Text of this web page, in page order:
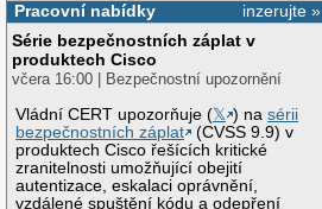
inzerujte »
Pracovní nabídky
Série bezpečnostních záplat v
produktech Cisco
včera 16:00 | Bezpečnostní upozornění
Vládní CERT upozorňuje (𝕏 ) nasérii
bezpečnostních záplat
(CVSS 9.9) v
produktech Cisco řešících kritické
zranitelnosti umožňující obejití
autentizace, eskalaci oprávnění,
vzdálené spuštění kódu a odepření